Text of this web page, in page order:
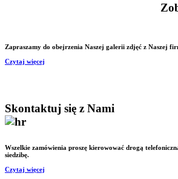
Zapraszamy do obejrzenia Naszej galerii zdjęć z Naszej
Czytaj więcej
Skontaktuj się z Nami
Wszelkie zamówienia proszę kierowować drogą
siedzibę.
Czytaj więcej